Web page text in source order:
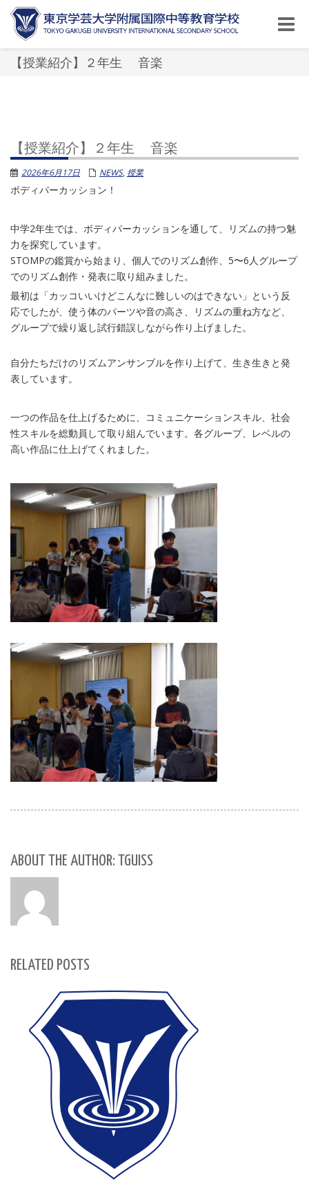
Toggle
【授業紹介】２年生 音楽
【授業紹介】２年生 音楽
2026年6月17日 NEWS, 授業
ボディパーカッション！
中学2年生では、ボディパーカッションを通して、リズムの持つ魅
力を探究しています。
STOMPの鑑賞から始まり、個人でのリズム創作、5〜6人グループ
でのリズム創作・発表に取り組みました。
最初は「カッコいいけどこんなに難しいのはできない」という反
応でしたが、使う体のパーツや音の高さ、リズムの重ね方など、
グループで繰り返し試行錯誤しながら作り上げました。
自分たちだけのリズムアンサンブルを作り上げて、生き生きと発
表しています。
一つの作品を仕上げるために、
コミュニケーションスキル、社会
性スキルを総動員して取り組んでいます。各グループ、レベルの
高い作品に仕上げてくれました。
ABOUT THE AUTHOR: TGUISS
RELATED POSTS